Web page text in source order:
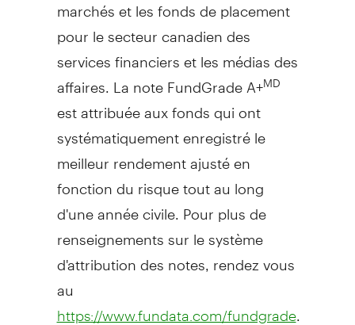
pour le secteur canadien des
services financiers et les médias des
affaires. La note FundGrade A+MD
est attribuée aux fonds qui ont
systématiquement enregistré le
meilleur rendement ajusté en
fonction du risque tout au long
d'une année civile. Pour plus de
renseignements sur le système
d'attribution des notes, rendez vous
au
https://www.fundata.com/fundgrade.